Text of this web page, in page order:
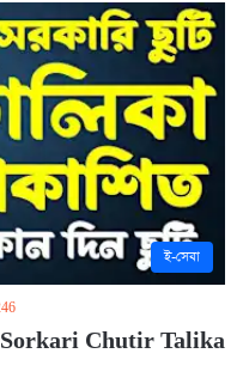
ই-সেবা
Sorkari Chutir Talika